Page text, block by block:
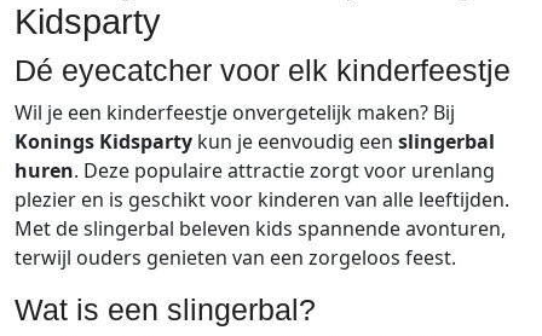
Kidsparty
Dé eyecatcher voor elk kinderfeestje
Wil je een kinderfeestje onvergetelijk maken? Bij
Konings Kidsparty kun je eenvoudig een slingerbal
huren. Deze populaire attractie zorgt voor urenlang
plezier en is geschikt voor kinderen van alle leeftijden.
Met de slingerbal beleven kids spannende avonturen,
terwijl ouders genieten van een zorgeloos feest.
Wat is een slingerbal?